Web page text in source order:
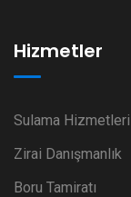
Hizmetler
Sulama Hizmetleri
Zirai Danışmanlık
Boru Tamiratı